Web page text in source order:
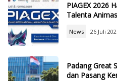
PIAGEX 2026
Talenta
News 26 Juli
Padang Great
dan Pasang